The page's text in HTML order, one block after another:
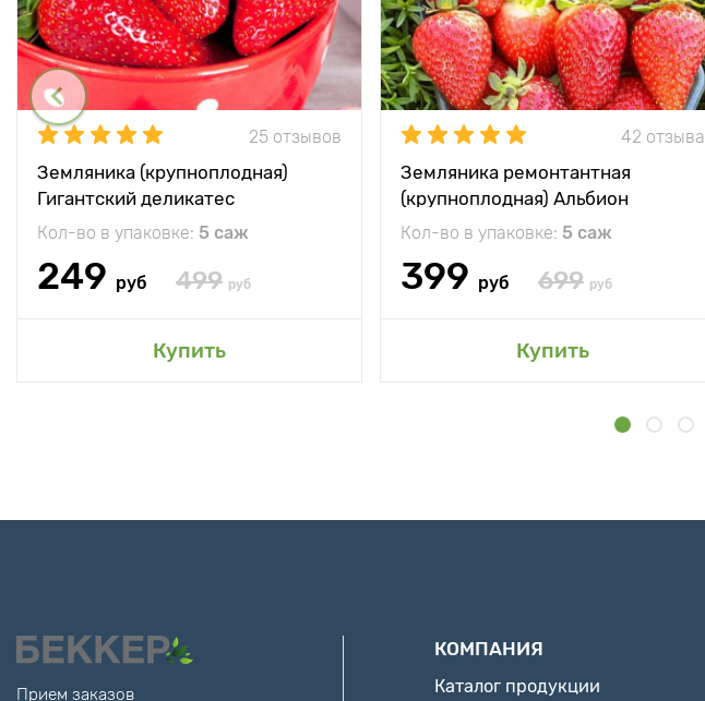
25 отзывов
Земляника (крупноплодная)
Гигантский деликатес
Кол-во в упаковке: 5 саж
249 руб 499 руб
Купить
42 отзыва
Земляника ремонтантная
(крупноплодная) Альбион
Кол-во в упаковке: 5 саж
399 руб 699 руб
Купить
Прием заказов
КОМПАНИЯ
Каталог продукции